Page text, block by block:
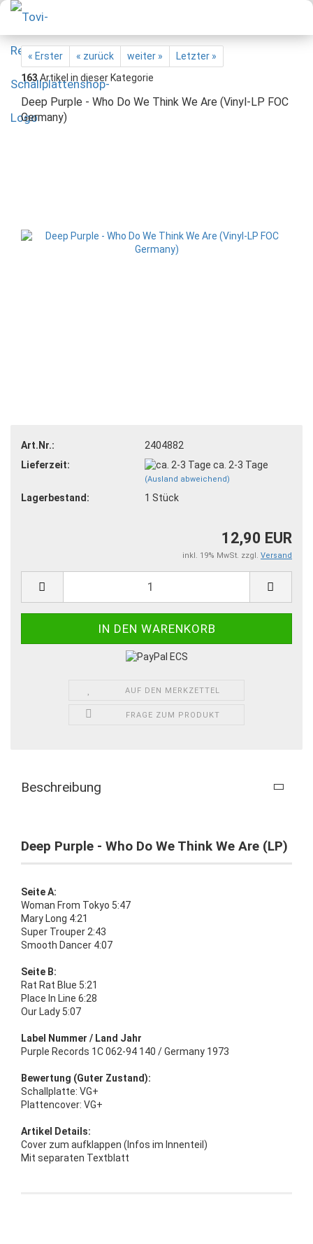
« Erster « zurück weiter »
Letzter »
163Artikel in dieser Kategorie
Deep Purple - Who Do We Think We Are (Vinyl-LP FOC
Germany)
Art.Nr.:
2404882
Lieferzeit:
ca. 2-3 Tage
(Ausland abweichend)
Lagerbestand: 1 Stück
12,90 EUR
inkl. 19% MwSt. zzgl. Versand
AUF DEN MERKZETTEL
FRAGE ZUM PRODUKT
Beschreibung
Deep Purple - Who Do We Think We Are (LP)
Seite A:
Woman From Tokyo 5:47
Mary Long 4:21
Super Trouper 2:43
Smooth Dancer 4:07
Seite B:
Rat Rat Blue 5:21
Place In Line 6:28
Our Lady 5:07
Label Nummer / Land Jahr
Purple Records 1C 062-94 140 / Germany 1973
Bewertung (Guter Zustand):
Schallplatte: VG+
Plattencover: VG+
Artikel Details:
Cover zum aufklappen (Infos im Innenteil)
Mit separaten Textblatt